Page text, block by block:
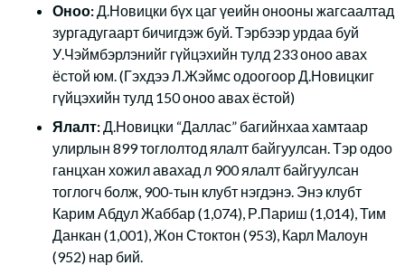
Оноо: Д.Новицки бүх цаг үеийн онооны жагсаалтад
зургадугаарт бичигдэж буй. Тэрбээр урдаа буй
У.Чэймбэрлэнийг гүйцэхийн тулд 233 оноо авах
ёстой юм. (Гэхдээ Л.Жэймс одоогоор Д.Новицкиг
гүйцэхийн тулд 150 оноо авах ёстой)
Ялалт: Д.Новицки “Даллас” багийнхаа хамтаар
улирлын 899 тоглолтод ялалт байгуулсан. Тэр одоо
ганцхан хожил авахад л 900 ялалт байгуулсан
тоглогч болж, 900-тын клубт нэгдэнэ. Энэ клубт
Карим Абдул Жаббар (1,074), Р.Париш (1,014), Тим
Данкан (1,001), Жон Стоктон (953), Карл Малоун
(952) нар бий.